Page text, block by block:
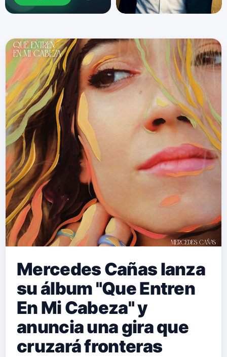
Mercedes Cañas lanza
su álbum "Que Entren
En Mi Cabeza" y
anuncia una gira que
cruzará fronteras